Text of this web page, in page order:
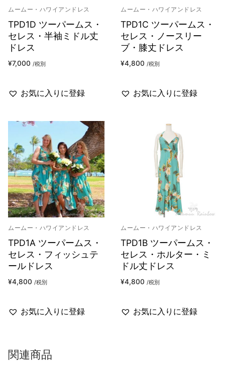
ムームー・ハワイアンドレス
TPD1D ツーパームス・
セレス・半袖ミドル丈
ドレス
¥7,000 /税別
お気に入りに登録
ムームー・ハワイアンドレス
TPD1C ツーパームス・
セレス・ノースリー
ブ・膝丈ドレス
¥4,800 /税別
お気に入りに登録
ムームー・ハワイアンドレス
TPD1A ツーパームス・
セレス・フィッシュテ
ールドレス
¥4,800 /税別
お気に入りに登録
ムームー・ハワイアンドレス
TPD1B ツーパームス・
セレス・ホルター・ミ
ドル丈ドレス
¥4,800 /税別
お気に入りに登録
関連商品